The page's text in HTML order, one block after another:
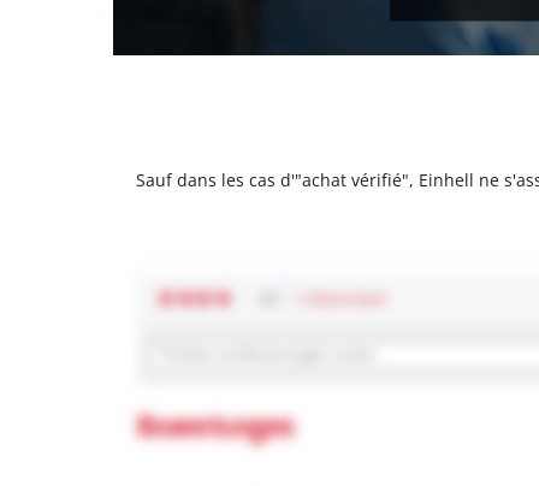
Sauf dans les cas d'"achat vérifié", Einhell ne